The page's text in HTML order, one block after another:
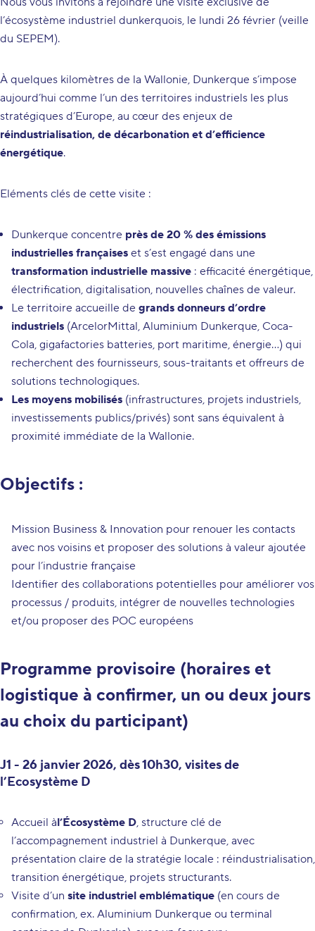
l’écosystème industriel dunkerquois, le lundi 26 février (veille
du SEPEM).
À quelques kilomètres de la Wallonie, Dunkerque s’impose
aujourd’hui comme l’un des territoires industriels les plus
stratégiques d’Europe, au cœur des enjeux de
réindustrialisation, de décarbonation et d’efficience
énergétique.
Eléments clés de cette visite :
Dunkerque concentre près de 20 % des émissions
industrielles françaises et s’est engagé dans une
transformation industrielle massive : efficacité énergétique,
électrification, digitalisation, nouvelles chaînes de valeur.
Le territoire accueille de grands donneurs d’ordre
industriels (ArcelorMittal, Aluminium Dunkerque, Coca-
Cola, gigafactories batteries, port maritime, énergie…) qui
recherchent des fournisseurs, sous-traitants et offreurs de
solutions technologiques.
Les moyens mobilisés (infrastructures, projets industriels,
investissements publics/privés) sont sans équivalent à
proximité immédiate de la Wallonie.
Objectifs :
Mission Business & Innovation pour renouer les contacts
avec nos voisins et proposer des solutions à valeur ajoutée
pour l’industrie française
Identifier des collaborations potentielles pour améliorer vos
processus / produits, intégrer de nouvelles technologies
et/ou proposer des POC européens
Programme provisoire (horaires et
logistique à confirmer, un ou deux jours
au choix du participant)
J1 - 26 janvier 2026, dès 10h30, visites de
l’Ecosystème D
Accueil àl’Écosystème D, structure clé de
l’accompagnement industriel à Dunkerque, avec
présentation claire de la stratégie locale : réindustrialisation,
transition énergétique, projets structurants.
Visite d’un site industriel emblématique (en cours de
confirmation, ex. Aluminium Dunkerque ou terminal